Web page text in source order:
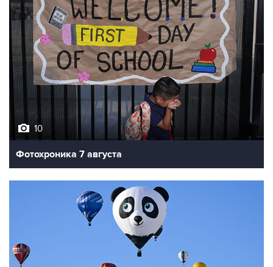
10
Фотохроника 7 августа